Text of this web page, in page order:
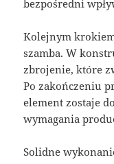
bezpośredni
Kolejnym
szamba. W
zbrojenie, które
Po zakończeniu
element zostaje
wymagania
Solidne